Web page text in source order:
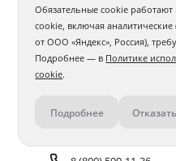
Контакты
Обязательные cookie работают
cookie, включая
от ООО «Яндекс», Россия),
Подробнее — в Политике
cookie.
Подробнее